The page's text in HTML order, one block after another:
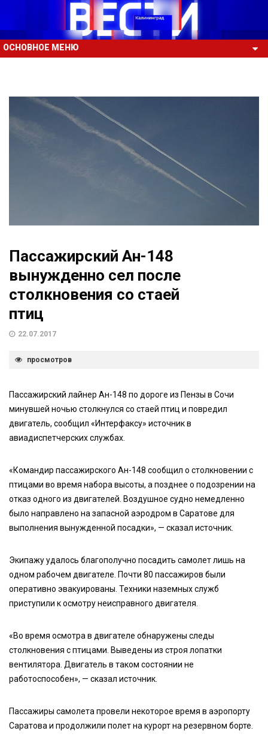
ОСНОВНОЕ МЕНЮ
Пассажирский Ан-148
вынужденно сел после
столкновения со стаей
птиц
22.07.2017
просмотров
Пассажирский лайнер Ан-148 по дороге из Пензы в Сочи
минувшей ночью столкнулся со стаей птиц и повредил
двигатель, сообщил «Интерфаксу» источник в
авиадиспетчерских службах.
«Командир пассажирского Ан-148 сообщил о столкновении с
птицами во время набора высоты, а позднее о подозрении на
отказ одного из двигателей. Воздушное судно немедленно
было направлено на запасной аэродром в Саратове для
выполнения вынужденной посадки», — сказал источник.
Экипажу удалось благополучно посадить самолет лишь на
одном рабочем двигателе. Почти 80 пассажиров были
оперативно эвакуированы. Техники наземных служб
приступили к осмотру неисправного двигателя.
«Во время осмотра в двигателе обнаружены следы
столкновения с птицами. Выведены из строя лопатки
вентилятора. Двигатель в таком состоянии не
работоспособен», — сказал источник.
Пассажиры самолета провели некоторое время в аэропорту
Саратова и продолжили полет на курорт на резервном борте.